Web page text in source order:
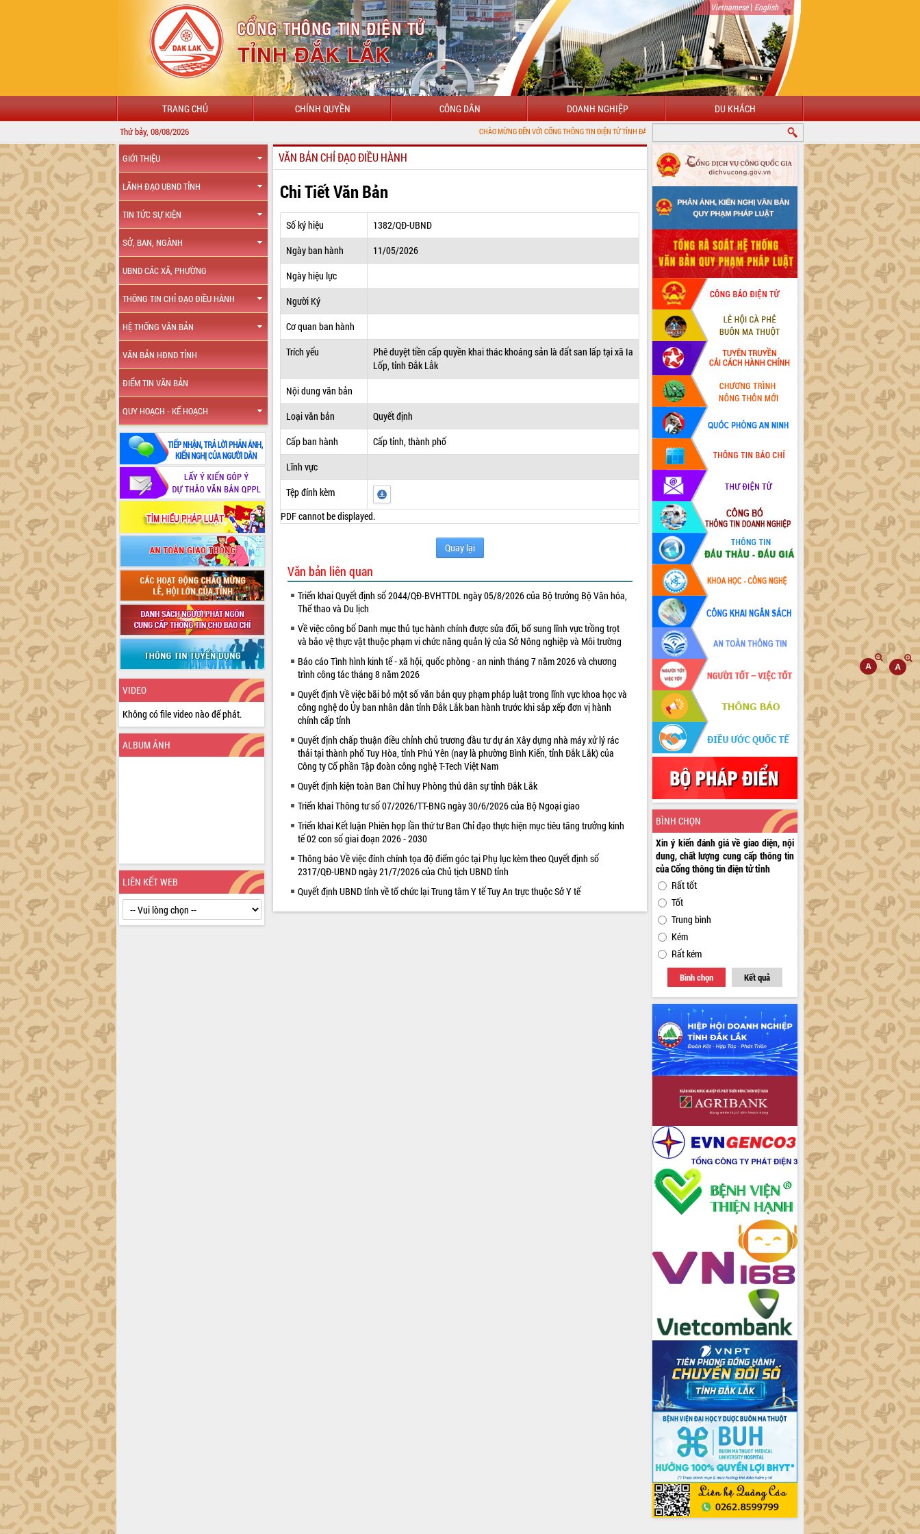
Vietnamese| English
TRANG CHỦ CHÍNH QUYỀN CÔNG DÂN DOANH NGHIỆP DU KHÁCH
Thứ bảy, 08/08/2026 CHÀO MỪNG ĐẾN VỚI CỔNG THÔNG TIN ĐIỆN TỬ TỈNH ĐẮK LẮK
GIỚI THIỆU
LÃNH ĐẠO UBND TỈNH
TIN TỨC SỰ KIỆN
SỞ, BAN, NGÀNH
UBND CÁC XÃ, PHƯỜNG
THÔNG TIN CHỈ ĐẠO ĐIỀU HÀNH
HỆ THỐNG VĂN BẢN
VĂN BẢN HĐND TỈNH
ĐIỂM TIN VĂN BẢN
QUY HOẠCH - KẾ HOẠCH
VIDEO
Không có file video nào để phát.
ALBUM ẢNH
LIÊN KẾT WEB
VĂN BẢN CHỈ ĐẠO ĐIỀU HÀNH
Chi Tiết Văn Bản
Số ký hiệu
1382/QĐ-UBND
Ngày ban hành
11/05/2026
Ngày hiệu lực
Người Ký
Cơ quan ban hành
Trích yếu
Phê duyệt tiền cấp quyền khai thác khoáng sản là đất san lấp tại xã Ia
Lốp, tỉnh Đắk Lắk
Nội dung văn bản
Loại văn bản
Quyết định
Cấp ban hành
Cấp tỉnh, thành phố
Lĩnh vực
Tệp đính kèm
PDF cannot be displayed.
Quay lại
Văn bản liên quan
Triển khai Quyết định số 2044/QĐ-BVHTTDL ngày 05/8/2026 của Bộ trưởng Bộ Văn hóa,
Thể thao và Du lịch
Về việc công bố Danh mục thủ tục hành chính được sửa đổi, bổ sung lĩnh vực trồng trọt
và bảo vệ thực vật thuộc phạm vi chức năng quản lý của Sở Nông nghiệp và Môi trường
Báo cáo Tình hình kinh tế - xã hội, quốc phòng - an ninh tháng 7 năm 2026 và chương
trình công tác tháng 8 năm 2026
Quyết định Về việc bãi bỏ một số văn bản quy phạm pháp luật trong lĩnh vực khoa học và
công nghệ do Ủy ban nhân dân tỉnh Đắk Lắk ban hành trước khi sắp xếp đơn vị hành
chính cấp tỉnh
Quyết định chấp thuận điều chỉnh chủ trương đầu tư dự án Xây dựng nhà máy xử lý rác
thải tại thành phố Tuy Hòa, tỉnh Phú Yên (nay là phường Bình Kiến, tỉnh Đắk Lắk) của
Công ty Cổ phần Tập đoàn công nghệ T-Tech Việt Nam
Quyết định kiện toàn Ban Chỉ huy Phòng thủ dân sự tỉnh Đắk Lắk
Triển khai Thông tư số 07/2026/TT-BNG ngày 30/6/2026 của Bộ Ngoại giao
Triển khai Kết luận Phiên họp lần thứ tư Ban Chỉ đạo thực hiện mục tiêu tăng trưởng kinh
tế 02 con số giai đoạn 2026 - 2030
Thông báo Về việc đính chính tọa độ điểm góc tại Phụ lục kèm theo Quyết định số
2317/QĐ-UBND ngày 21/7/2026 của Chủ tịch UBND tỉnh
Quyết định UBND tỉnh về tổ chức lại Trung tâm Y tế Tuy An trực thuộc Sở Y tế
BÌNH CHỌN
Xin ý kiến đánh giá về giao diện, nội
dung, chất lượng cung cấp thông tin
của Cổng thông tin điện tử tỉnh
Rất tốt
Tốt
Trung bình
Kém
Rất kém
Bình chọn Kết quả